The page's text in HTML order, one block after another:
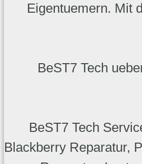
Eigentuemern. Mit
BeST7 Tech
BeST7 Tech
Blackberry Reparatur,